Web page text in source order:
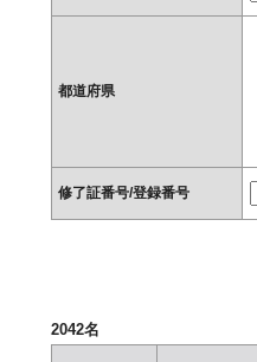
都道府県
修了証番号/登録番号
2042名